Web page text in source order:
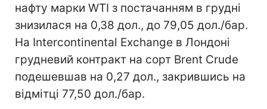
нафту марки WTI з постачанням в грудні
знизилася на 0,38 дол., до 79,05 дол./бар.
На Intercontinental Exchange в Лондоні
грудневий контракт на сорт Brent Crude
подешевшав на 0,27 дол., закрившись на
відмітці 77,50 дол./бар.